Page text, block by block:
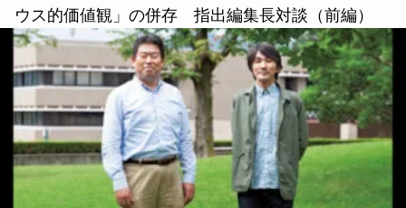
ウス的価値観」の併存 指出編集長対談（前編）